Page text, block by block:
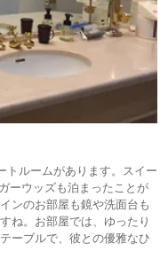
トルームがあります。スイー
ーウッズも泊まったことが
ンのお部屋も鏡や洗面台も
ね。お部屋では、ゆったり
ーブルで、彼との優雅なひ